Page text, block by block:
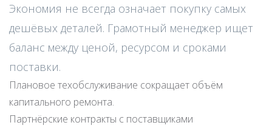
Экономия не всегда означает покупку самых
дешёвых деталей. Грамотный менеджер ищет
баланс между ценой, ресурсом и сроками
поставки.
Плановое техобслуживание сокращает объём
капитального ремонта.
Партнёрские контракты с поставщиками